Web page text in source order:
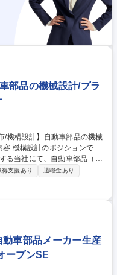
部品の機械設計/プラ
る当社にて、自動車部品（内
。 ・デザインデー
3D CADによるモデリング・
型設計・試作対応・評価 ・
料作成 ・社内外関係部門と
得支援あり
退職金あり
動車部品メーカー生産
ープンSE